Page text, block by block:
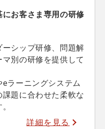
お客さま専用の研修
シップ研修、問題解
別の研修を提供して
ラーニングシステム
題に合わせた柔軟な
詳細を見る